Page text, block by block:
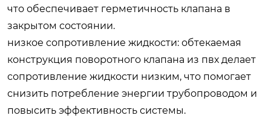
что обеспечивает герметичность клапана в
закрытом состоянии.
низкое сопротивление жидкости: обтекаемая
конструкция поворотного клапана из пвх делает
сопротивление жидкости низким, что помогает
снизить потребление энергии трубопроводом и
повысить эффективность системы.